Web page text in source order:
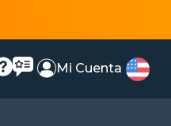
Mi Cuenta